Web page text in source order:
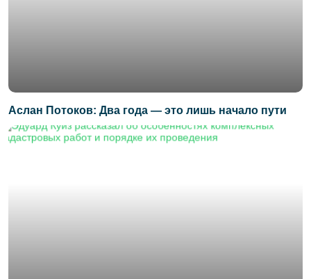
Аслан Потоков: Два года — это лишь начало пути